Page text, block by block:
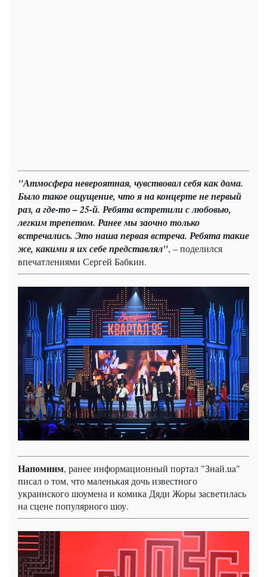
"Атмосфера невероятная, чувствовал себя как дома.
Было такое ощущение, что я на концерте не первый
раз, а где-то – 25-й. Ребята встретили с любовью,
легким трепетом. Ранее мы заочно только
встречались. Это наша первая встреча. Ребята такие
же, какими я их себе представлял", – поделился
впечатлениями Сергей Бабкин.
Напомним, ранее информационный портал "Знай.ua"
писал о том, что маленькая дочь известного
украинского шоумена и комика Дяди Жоры засветилась
на сцене популярного шоу.